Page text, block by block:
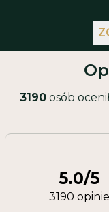
3190osób
5.0/5
3190 opinie